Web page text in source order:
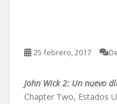
25 febrero, 2017
John Wick 2: Un nuevo
Chapter Two, Estados